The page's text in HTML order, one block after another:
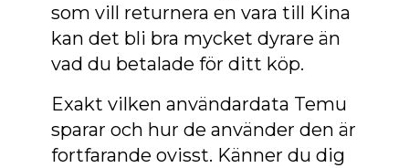
som vill returnera en vara till Kina
kan det bli bra mycket dyrare än
vad du betalade för ditt köp.
Exakt vilken användardata Temu
sparar och hur de använder den är
fortfarande ovisst. Känner du dig